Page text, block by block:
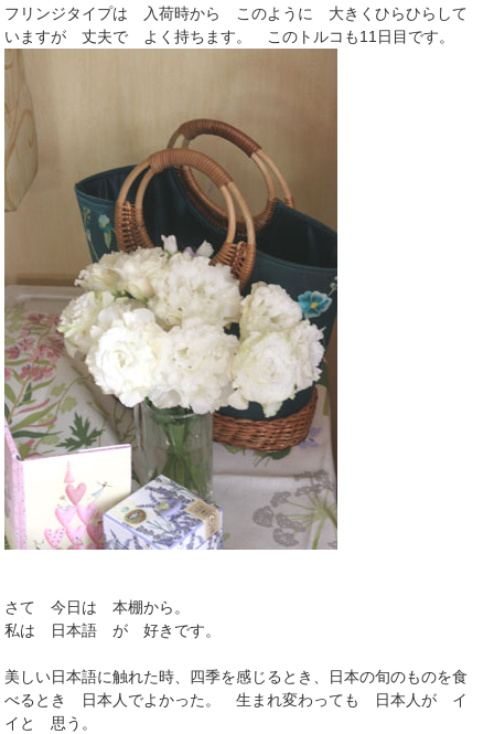
フリンジタイプは 入荷時から このように 大きくひらひらして
いますが 丈夫で よく持ちます。 このトルコも11日目です。
さて 今日は 本棚から。
私は 日本語 が 好きです。
美しい日本語に触れた時、四季を感じるとき、日本の旬のものを食
べるとき 日本人でよかった。 生まれ変わっても 日本人が イ
イと 思う。